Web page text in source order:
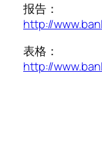
报告：
http://
表格：
http://